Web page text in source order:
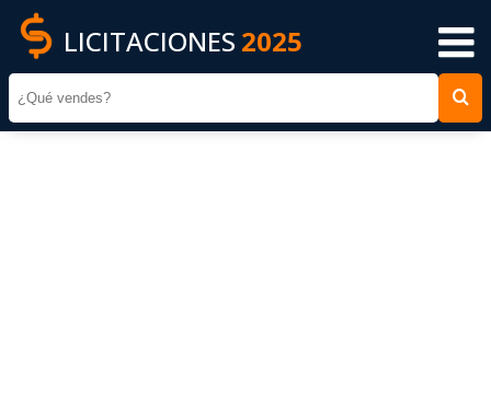
LICITACIONES 2025